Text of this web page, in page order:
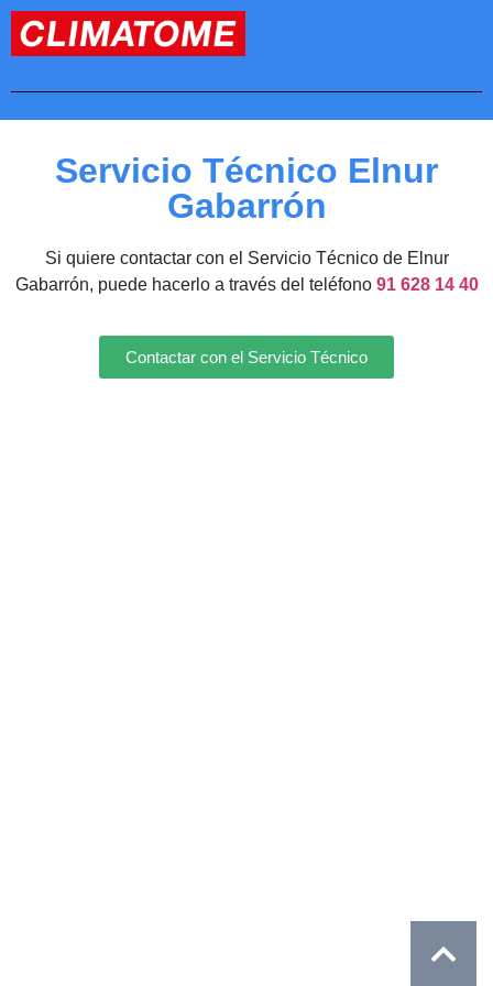
Servicio Técnico Elnur
Gabarrón
Si quiere contactar con el Servicio Técnico de Elnur
Gabarrón, puede hacerlo a través del teléfono 91 628 14 40
Contactar con el Servicio Técnico